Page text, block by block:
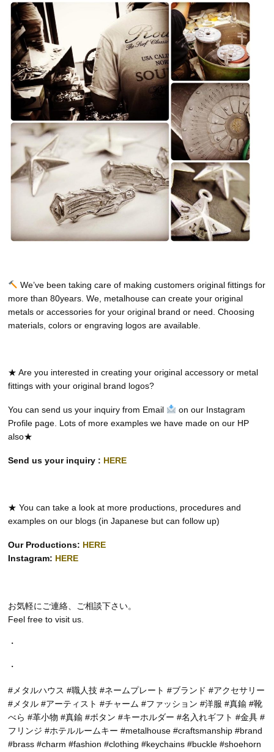
We’ve been taking care of making customers original fittings for
more than 80years. We, metalhouse can create your original
metals or accessories for your original brand or need. Choosing
materials, colors or engraving logos are available.
★ Are you interested in creating your original accessory or metal
fittings with your original brand logos?
You can send us your inquiry from Email
on our Instagram
Profile page. Lots of more examples we have made on our HP
also★
Send us your inquiry : HERE
★ You can take a look at more productions, procedures and
examples on our blogs (in Japanese but can follow up)
Our Productions: HERE
Instagram: HERE
お気軽にご連絡、ご相談下さい。
Feel free to visit us.
・
・
#メタルハウス #職人技 #ネームプレート #ブランド #アクセサリー
#メタル #アーティスト #チャーム #ファッション #洋服 #真鍮 #靴
べら #革小物 #真鍮 #ボタン #キーホルダー #名入れギフト #金具 #
フリンジ #ホテルルームキー #metalhouse #craftsmanship #brand
#brass #charm #fashion #clothing #keychains #buckle #shoehorn